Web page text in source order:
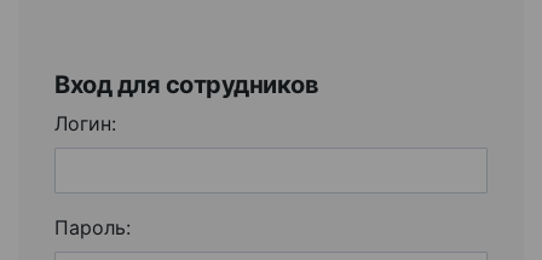
Вход для сотрудников
Логин:
Пароль: